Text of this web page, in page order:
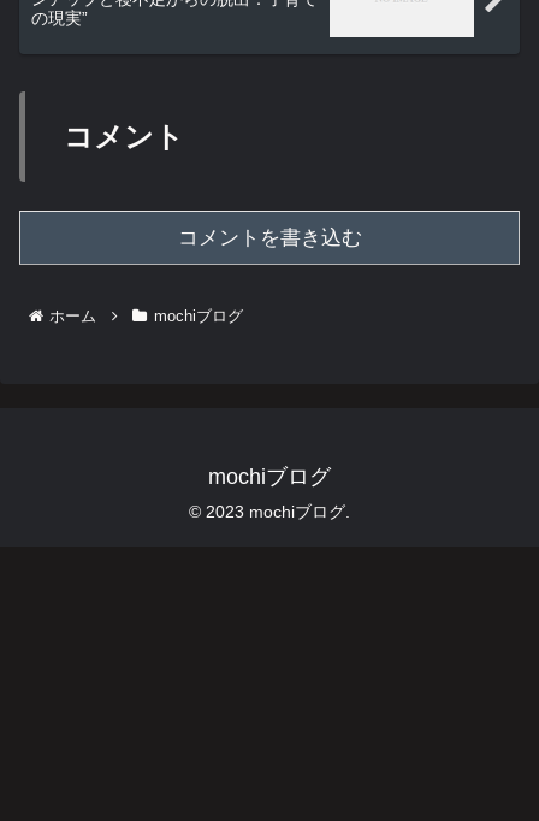
の現実”
コメント
コメントを書き込む
ホーム mochiブログ
mochiブログ
© 2023 mochiブログ.